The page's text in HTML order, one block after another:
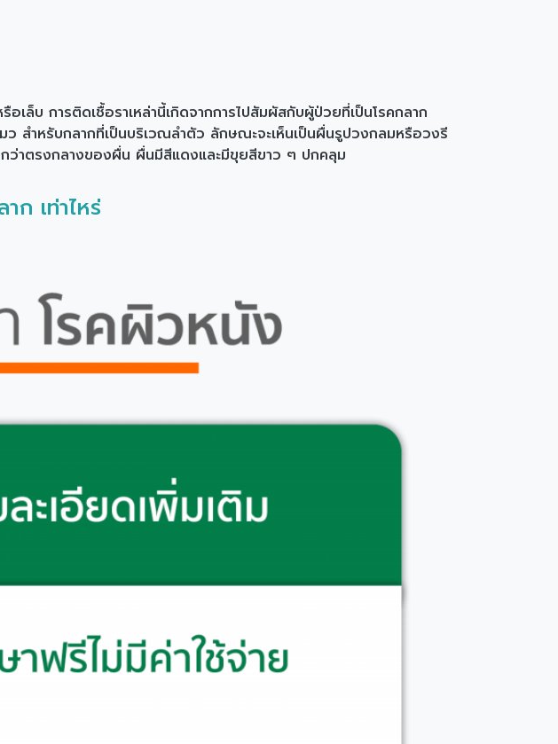
บ การติดเชื้อราเหล่านี้เกิดจากการไปสัมผัสกับผู้ป่วยที่เป็นโรคกลาก
สำหรับกลากที่เป็นบริเวณลำตัว ลักษณะจะเห็นเป็นผื่นรูปวงกลมหรือวงรี
ว่าตรงกลางของผื่น ผื่นมีสีแดงและมีขุยสีขาว ๆ ปกคลุม
ก เท่าไหร่